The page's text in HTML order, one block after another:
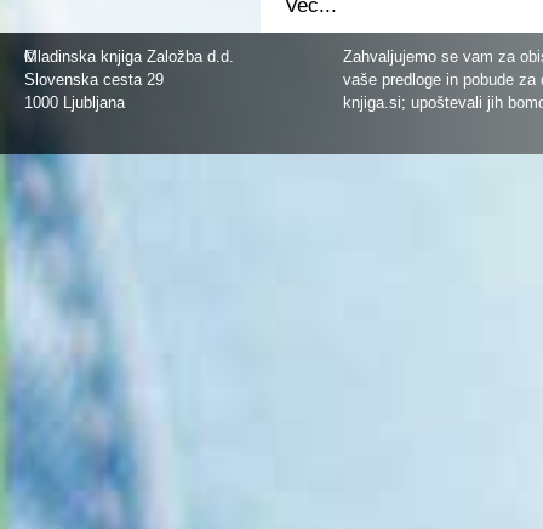
©
Mladinska knjiga Založba d.d.
Slovenska cesta 29
1000 Ljubljana
Zahvaljujemo se vam za
vaše predloge in pobude
knjiga.si; upoštevali jih